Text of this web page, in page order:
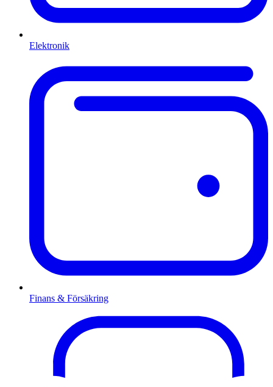
Elektronik
Finans & Försäkring